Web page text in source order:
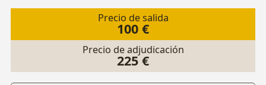
Precio de salida
100 €
Precio de adjudicación
225 €